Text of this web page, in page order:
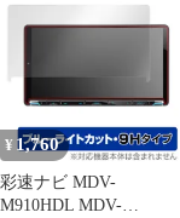
ター ミニコンPROセッ
¥ 1,760
彩速ナビ MDV-
M910HDL MDV-